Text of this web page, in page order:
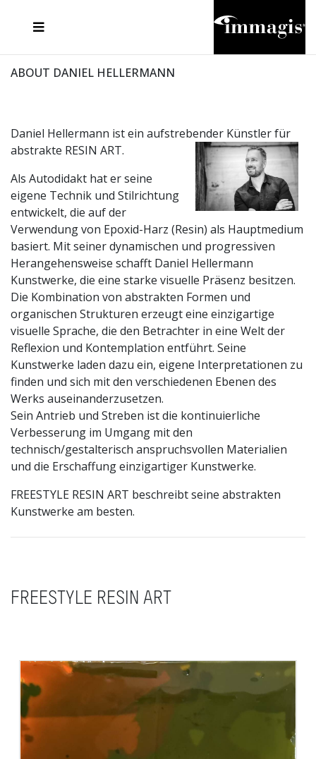
ABOUT DANIEL HELLERMANN
Daniel Hellermann ist ein aufstrebender Künstler für
abstrakte RESIN ART.
Als Autodidakt hat er seine
eigene Technik und Stilrichtung
entwickelt, die auf der
Verwendung von Epoxid-Harz (Resin) als Hauptmedium
basiert. Mit seiner dynamischen und progressiven
Herangehensweise schafft Daniel Hellermann
Kunstwerke, die eine starke visuelle Präsenz besitzen.
Die Kombination von abstrakten Formen und
organischen Strukturen erzeugt eine einzigartige
visuelle Sprache, die den Betrachter in eine Welt der
Reflexion und Kontemplation entführt. Seine
Kunstwerke laden dazu ein, eigene Interpretationen zu
finden und sich mit den verschiedenen Ebenen des
Werks auseinanderzusetzen.
Sein Antrieb und Streben ist die kontinuierliche
Verbesserung im Umgang mit den
technisch/gestalterisch anspruchsvollen Materialien
und die Erschaffung einzigartiger Kunstwerke.
FREESTYLE RESIN ART beschreibt seine abstrakten
Kunstwerke am besten.
FREESTYLE RESIN ART